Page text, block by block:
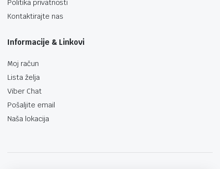
Politika privatnosti
Kontaktirajte nas
Informacije & Linkovi
Moj račun
Lista želja
Viber Chat
Pošaljite email
Naša lokacija